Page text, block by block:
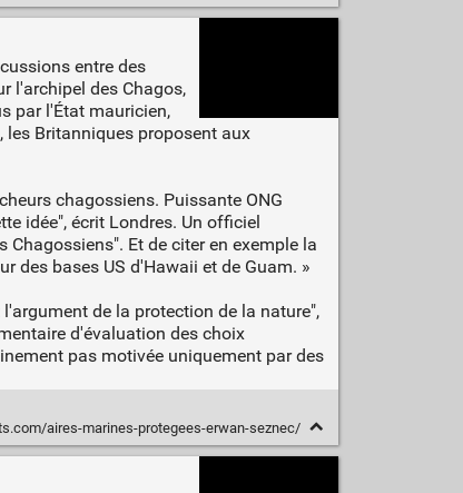
entre des
l'archipel des Chagos,
par l'État mauricien,
les Britanniques proposent aux
chagossiens. Puissante ONG
idée", écrit Londres. Un officiel
Et de citer en exemple la
des bases US d'Hawaii et de Guam. »
de la protection de la nature",
d'évaluation des choix
pas motivée uniquement par des
aires-marines-protegees-erwan-seznec/